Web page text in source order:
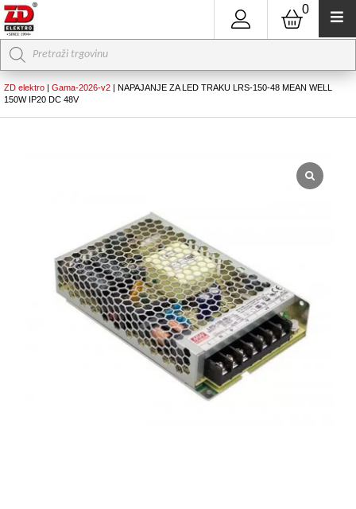
0
Products
search
ZD elektro | Gama-2026-v2 | NAPAJANJE ZA LED TRAKU LRS-150-48 MEAN WELL
150W IP20 DC 48V